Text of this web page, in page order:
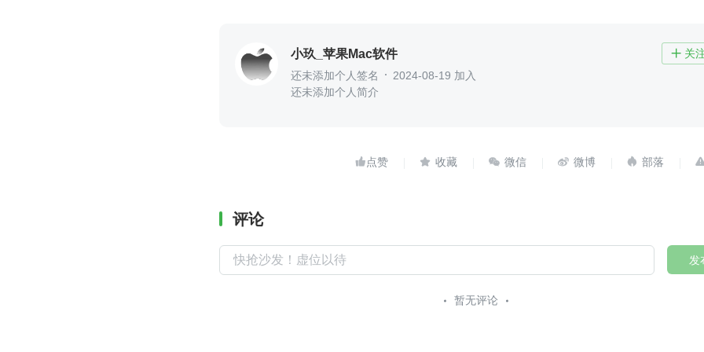
小玖_苹果Mac软件  关
还未添加个人签名
2024-08-19 加入
还未添加个人简介
    
评论
发
暂无评论